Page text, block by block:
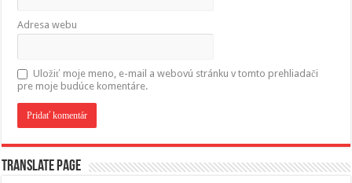
Adresa webu
Uložiť moje meno, e-mail a webovú stránku v tomto prehliadači
pre moje budúce komentáre.
Translate page